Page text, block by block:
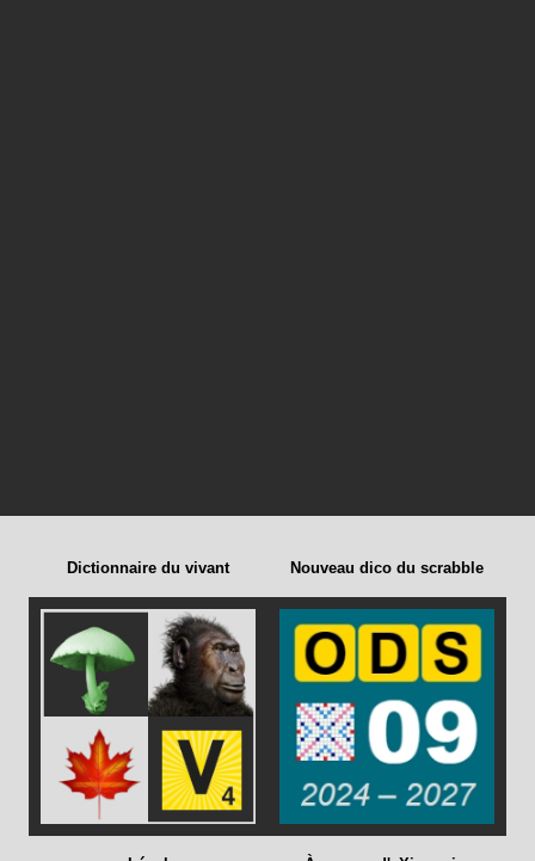
Dictionnaire du vivant Nouveau dico du scrabble